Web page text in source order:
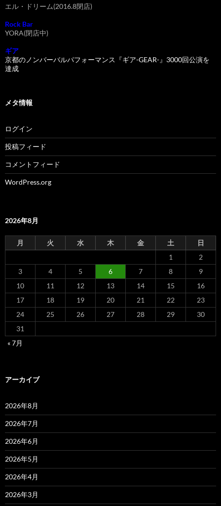
エル・ドリーム(2016.8閉店)
Rock Bar
YORA(閉店中)
ギア
京都のノンバーバルパフォーマンス『ギア-GEAR-』3000回公演を
達成
メタ情報
ログイン
投稿フィード
コメントフィード
WordPress.org
2026年8月
月 火 水 木 金 土
日
1
2
3
4 5 6 7 8
9
10
11 12 13 14 15
16
17
18 19 20 21 22
23
24
25 26 27 28 29
30
31
« 7月
アーカイブ
2026年8月
2026年7月
2026年6月
2026年5月
2026年4月
2026年3月